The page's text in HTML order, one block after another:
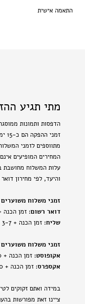
התאמה אישית
מתי תגיע
הדפסות ותמונות
מתווספים לזמני
המחירים המופיעים
עלות המשלוח מחושבת
והיעד, לפי מחירון
זמני משלוח
דואר רשום: זמן הכנה + 7-21 ימי
שליח: זמן הכנה + 3-7 ימי עסקים
זמני משלוח
אקופוסט: זמן הכנה + 21-30 ימי עסקים
אקספרס: זמן הכנה + 5-10 ימי עסקים
במידה ואתם זקוקים
ציינו זאת מפורשות